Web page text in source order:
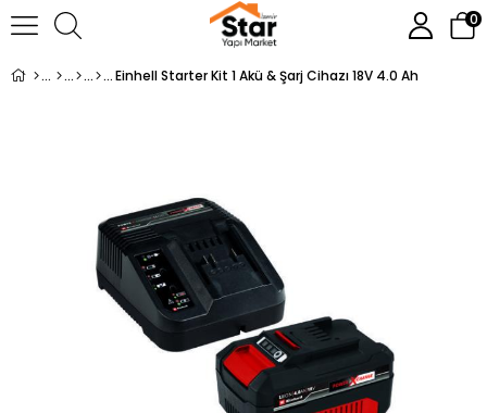
0
Einhell Starter Kit 1 Akü & Şarj Cihazı 18V 4.0 Ah